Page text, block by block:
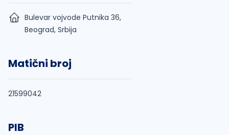
Bulevar vojvode Putnika 36,
Beograd, Srbija
Matični broj
21599042
PIB